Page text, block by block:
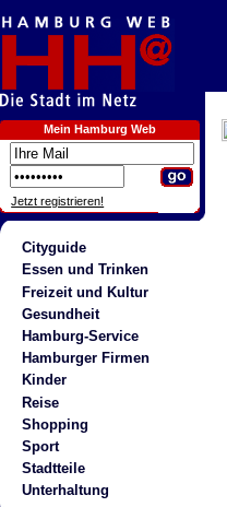
Mein Hamburg Web
Jetzt registrieren!
Cityguide
Essen und Trinken
Freizeit und Kultur
Gesundheit
Hamburg-Service
Hamburger Firmen
Kinder
Reise
Shopping
Sport
Stadtteile
Unterhaltung